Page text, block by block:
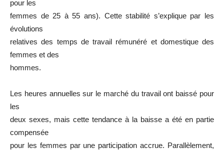
pour les
femmes de 25 à 55 ans). Cette stabilité s’explique par les
évolutions
relatives des temps de travail rémunéré et domestique des
femmes et des
hommes.
Les heures annuelles sur le marché du travail ont baissé pour
les
deux sexes, mais cette tendance à la baisse a été en partie
compensée
pour les femmes par une participation accrue. Parallèlement,